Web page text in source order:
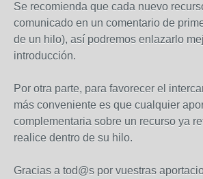
Se recomienda que cada nuevo
comunicado en un comentario de
de un hilo), así podremos enlazarlo
introducción.
Por otra parte, para favorecer el
más conveniente es que cualquier
complementaria sobre un recurso ya
realice dentro de su hilo.
Gracias a tod@s por vuestras